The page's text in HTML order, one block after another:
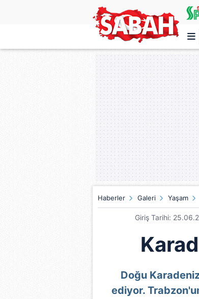
Türkiye'nin en iyi haber sitesi
Haberler Galeri Yaşam
Giriş Tarihi:
Doğu
ediyor.